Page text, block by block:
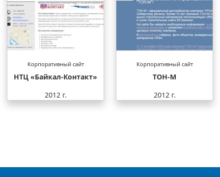
Корпоративный сайт
НТЦ «Байкал-Контакт»
2012 г.
Корпоративный сайт
ТОН-М
2012 г.